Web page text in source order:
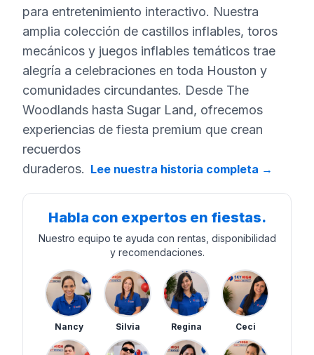
para entretenimiento interactivo. Nuestra
amplia colección de castillos inflables, toros
mecánicos y juegos inflables temáticos trae
alegría a celebraciones en toda Houston y
comunidades circundantes. Desde The
Woodlands hasta Sugar Land, ofrecemos
experiencias de fiesta premium que crean
recuerdos
duraderos. Lee nuestra historia completa →
Habla con expertos en fiestas.
Nuestro equipo te ayuda con rentas, disponibilidad
y recomendaciones.
Nancy Silvia Regina Ceci